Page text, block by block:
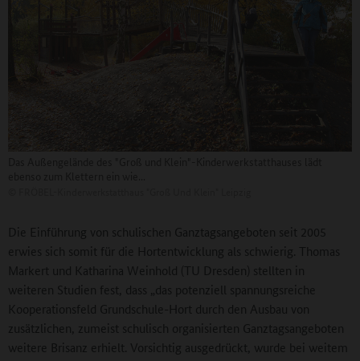
Die Einführung von schulischen Ganztagsangeboten seit 2005
erwies sich somit für die Hortentwicklung als schwierig. Thomas
Markert und Katharina Weinhold (TU Dresden) stellten in
weiteren Studien fest, dass „das potenziell spannungsreiche
Kooperationsfeld Grundschule-Hort durch den Ausbau von
zusätzlichen, zumeist schulisch organisierten Ganztagsangeboten
weitere Brisanz erhielt. Vorsichtig ausgedrückt, wurde bei weitem